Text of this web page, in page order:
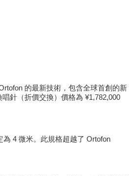
的最新技術，包含全球首創的新
針（折價交換）價格為 ¥1,782,000
4 微米。此規格超越了 Ortofon